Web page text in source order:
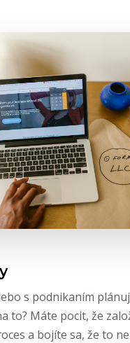
s podnikaním
to? Máte pocit, že
a bojíte sa, že to